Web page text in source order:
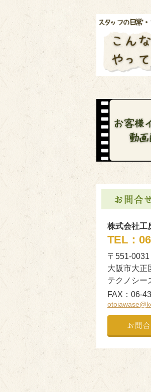
お問合
株式会社工
TEL：
〒551-0031
大阪市大正
テクノシー
FAX： 06-
お問